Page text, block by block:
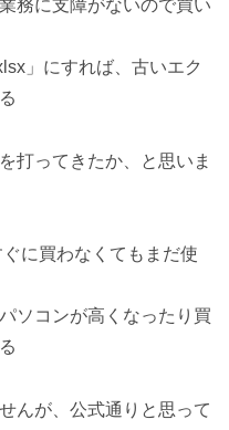
務に支障がないので買い
」にすれば、古いエク
打ってきたか、と思いま
に買わなくてもまだ使
ソコンが高くなったり買
んが、公式通りと思って